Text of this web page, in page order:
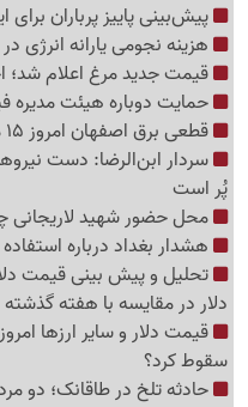
پیش‌بینی پاییز پرباران برای
هزینه نجومی یارانه انرژی در
قیمت جدید مرغ اعلام شد؛
حمایت دوباره هیئت مدیره
قطعی برق اصفهان امروز 15 مرداد+ لینک
سردار ابن‌الرضا: دست
پُر است
محل حضور شهید
هشدار بغداد درباره
تحلیل و پیش بینی قیمت
دلار در مقایسه با هفته گذشته
سقوط کرد؟
حادثه تلخ در طاقانک؛ دو